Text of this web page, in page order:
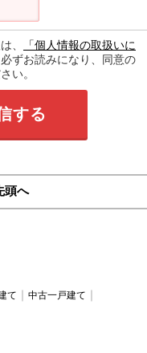
、
「個人情報の取扱いに
ずお読みになり、同意の
い。
する
頭へ
て
中古一戸建て